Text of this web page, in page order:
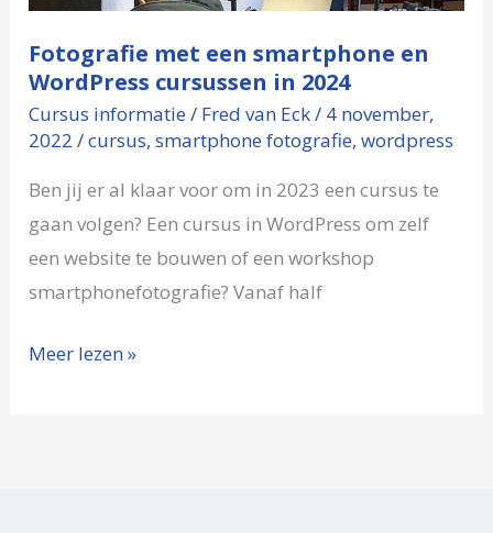
Fotografie met een smartphone en
WordPress cursussen in 2024
Cursus informatie/ Fred van Eck/ 4 november,
2022/cursus,smartphone fotografie,wordpress
Ben jij er al klaar voor om in 2023 een cursus te
gaan volgen? Een cursus in WordPress om zelf
een website te bouwen of een workshop
smartphonefotografie? Vanaf half
cursussen
in
2024
Meer lezen »